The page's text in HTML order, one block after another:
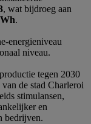
, wat bijdroeg aan
.
energieniveau
niveau.
tegen 2030
de stad Charleroi
stimulansen,
en
bedrijven.